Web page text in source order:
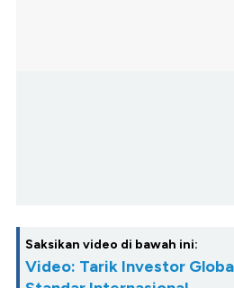
Saksikan video di bawah ini:
Video: Tarik Investor